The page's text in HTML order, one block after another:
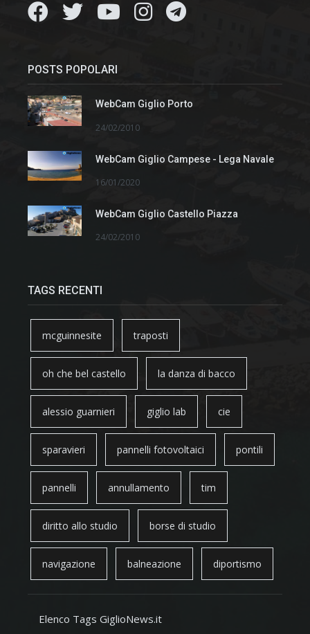
POSTS POPOLARI
WebCam Giglio Porto
24/02/2010
WebCam Giglio Campese - Lega Navale
16/01/2020
WebCam Giglio Castello Piazza
24/02/2010
TAGS RECENTI
mcguinnesite traposti
oh che bel castello la danza di bacco
alessio guarnieri giglio lab cie
sparavieri pannelli fotovoltaici pontili
pannelli annullamento tim
diritto allo studio borse di studio
navigazione balneazione diportismo
Elenco Tags GiglioNews.it